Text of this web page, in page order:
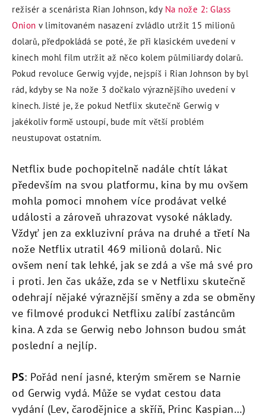
režisér a scenárista Rian Johnson, kdyNa nože 2: Glass
Onion v limitovaném nasazení zvládlo utržit 15 milionů
dolarů, předpokládá se poté, že při klasickém uvedení v
kinech mohl film utržit až něco kolem půlmiliardy dolarů.
Pokud revoluce Gerwig vyjde, nejspíš i Rian Johnson by byl
rád, kdyby se Na nože 3 dočkalo výraznějšího uvedení v
kinech. Jisté je, že pokud Netflix skutečně Gerwig v
jakékoliv formě ustoupí, bude mít větší problém
neustupovat ostatním.
Netflix bude pochopitelně nadále chtít lákat
především na svou platformu, kina by mu ovšem
mohla pomoci mnohem více prodávat velké
události a zároveň uhrazovat vysoké náklady.
Vždyť jen za exkluzivní práva na druhé a třetí Na
nože Netflix utratil 469 milionů dolarů. Nic
ovšem není tak lehké, jak se zdá a vše má své pro
i proti. Jen čas ukáže, zda se v Netflixu skutečně
odehrají nějaké výraznější směny a zda se obměny
ve filmové produkci Netflixu zalíbí zastáncům
kina. A zda se Gerwig nebo Johnson budou smát
poslední a nejlíp.
PS: Pořád není jasné, kterým směrem se Narnie
od Gerwig vydá. Může se vydat cestou data
vydání (Lev, čarodějnice a skříň, Princ Kaspian…)